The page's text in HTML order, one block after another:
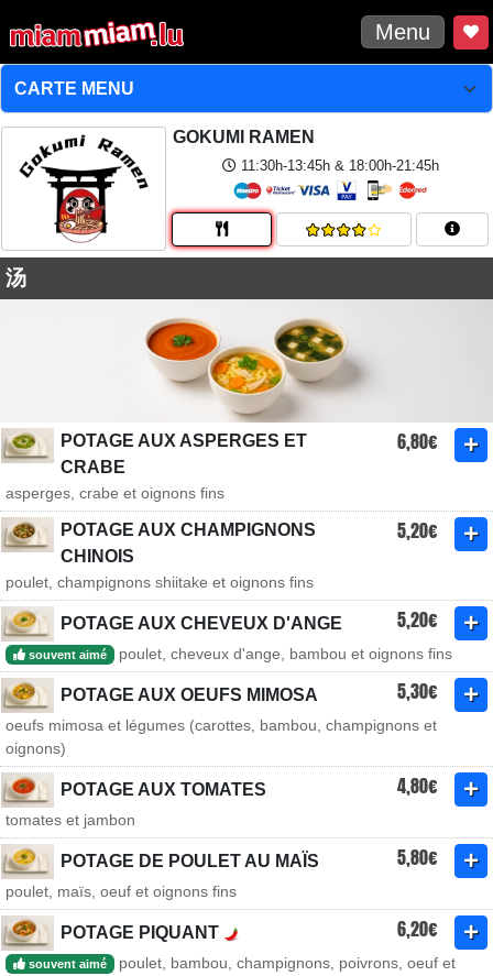
Menu
GOKUMI RAMEN
11:30h-13:45h & 18:00h-21:45h
汤
POTAGE AUX ASPERGES ET
CRABE
6,80€
asperges, crabe et oignons fins
POTAGE AUX CHAMPIGNONS
CHINOIS
5,20€
poulet, champignons shiitake et oignons fins
POTAGE AUX CHEVEUX D'ANGE 5,20€
souvent aimé poulet, cheveux d'ange, bambou et oignons fins
POTAGE AUX OEUFS MIMOSA 5,30€
oeufs mimosa et légumes (carottes, bambou, champignons et
oignons)
POTAGE AUX TOMATES 4,80€
tomates et jambon
POTAGE DE POULET AU MAÏS 5,80€
poulet, maïs, oeuf et oignons fins
POTAGE PIQUANT 6,20€
souvent aimé
poulet, bambou, champignons, poivrons, oeuf et